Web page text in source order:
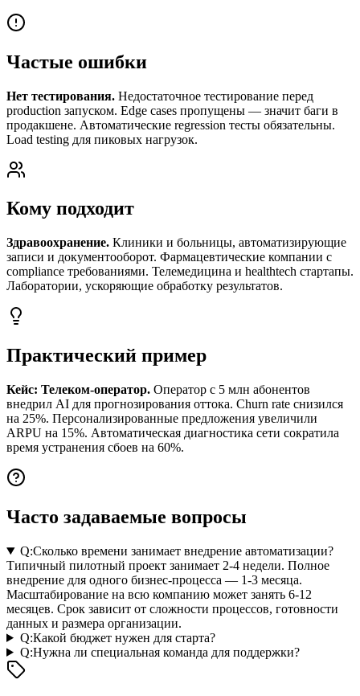
Частые ошибки
Нет тестирования. Недостаточное тестирование перед
production запуском. Edge cases пропущены — значит баги в
продакшене. Автоматические regression тесты обязательны.
Load testing для пиковых нагрузок.
Кому подходит
Здравоохранение. Клиники и больницы, автоматизирующие
записи и документооборот. Фармацевтические компании с
compliance требованиями. Телемедицина и healthtech стартапы.
Лаборатории, ускоряющие обработку результатов.
Практический пример
Кейс: Телеком-оператор. Оператор с 5 млн абонентов
внедрил AI для прогнозирования оттока. Churn rate снизился
на 25%. Персонализированные предложения увеличили
ARPU на 15%. Автоматическая диагностика сети сократила
время устранения сбоев на 60%.
Часто задаваемые вопросы
Q:Сколько времени занимает внедрение автоматизации?
Типичный пилотный проект занимает 2-4 недели. Полное
внедрение для одного бизнес-процесса — 1-3 месяца.
Масштабирование на всю компанию может занять 6-12
месяцев. Срок зависит от сложности процессов, готовности
данных и размера организации.
Q:Какой бюджет нужен для старта?
Q:Нужна ли специальная команда для поддержки?